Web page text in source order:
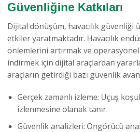
Güvenliğine Katkıları
Dijital dönüşüm, havacılık güvenliği
etkiler yaratmaktadır. Havacılık
önlemlerini artırmak ve
indirmek için dijital araçlardan
araçların getirdiği bazı güvenlik
Gerçek zamanlı izleme: Uçuş
izlenmesine olanak tanır.
Güvenlik analizleri: Öngörücü